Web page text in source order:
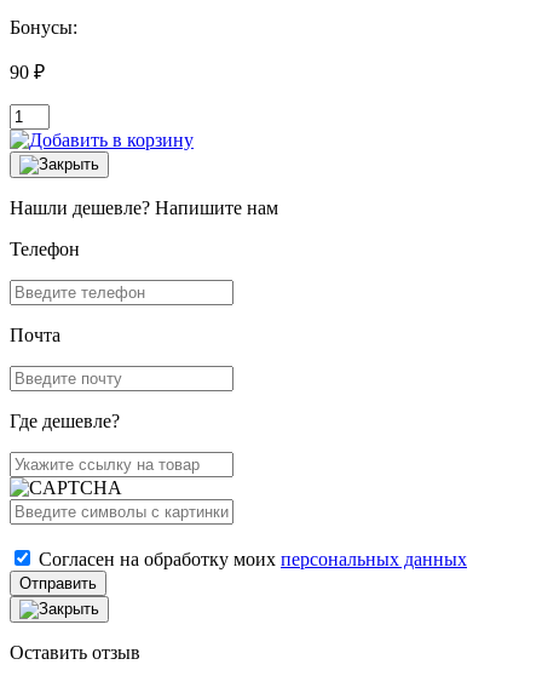
Бонусы:
90 ₽
Нашли дешевле? Напишите нам
Телефон
Почта
Где дешевле?
Согласен на обработку моих персональных данных
Отправить
Оставить отзыв